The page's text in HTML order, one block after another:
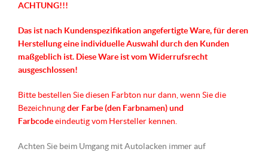
ACHTUNG!!!
Das ist nach Kundenspezifikation angefertigte Ware, für deren
Herstellung eine individuelle Auswahl durch den Kunden
maßgeblich ist. Diese Ware ist vom Widerrufsrecht
ausgeschlossen!
Bitte bestellen Sie diesen Farbton nur dann, wenn Sie die
Bezeichnungder Farbe (den Farbnamen) und
Farbcodeeindeutig vom Hersteller kennen.
Achten Sie beim Umgang mit Autolacken immer auf